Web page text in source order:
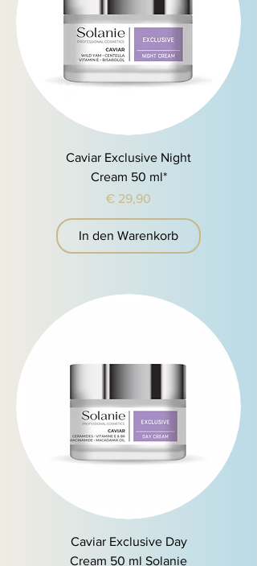
Caviar Exclusive Night
Cream 50 ml*
Preis
€ 29,90
In den Warenkorb
Caviar Exclusive Day
Cream 50 ml Solanie